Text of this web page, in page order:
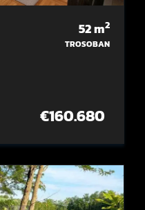
52m2
TROSOBAN
€160.680